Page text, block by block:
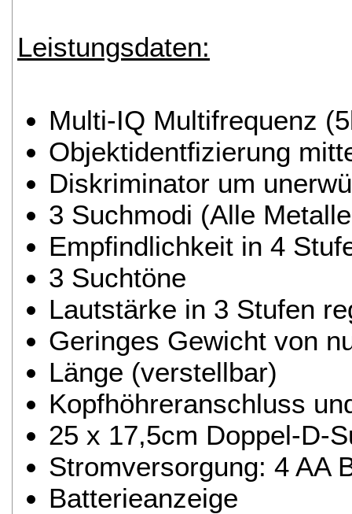
Leistungsdaten:
Multi-IQ Multifrequenz
Objektidentfizierung
Diskriminator um
3 Suchmodi (Alle
Empfindlichkeit in 4
3 Suchtöne
Lautstärke in 3 Stufen
Geringes Gewicht von
Länge (verstellbar)
Kopfhöhreranschluss
25 x 17,5cm Doppel-D-
Stromversorgung: 4 AA
Batterieanzeige